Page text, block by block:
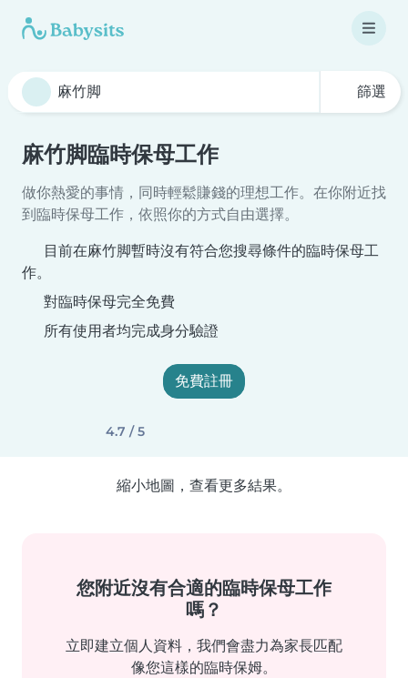
篩選
麻竹脚臨時保母工作
做你熱愛的事情，同時輕鬆賺錢的理想工作。在你附近找
到臨時保母工作，依照你的方式自由選擇。
目前在麻竹脚暫時沒有符合您搜尋條件的臨時保母工
作。
對臨時保母完全免費
所有使用者均完成身分驗證
免費註冊
4.7 / 5
縮小地圖，查看更多結果。
您附近沒有合適的臨時保母工作
嗎？
立即建立個人資料，我們會盡力為家長匹配
像您這樣的臨時保姆。